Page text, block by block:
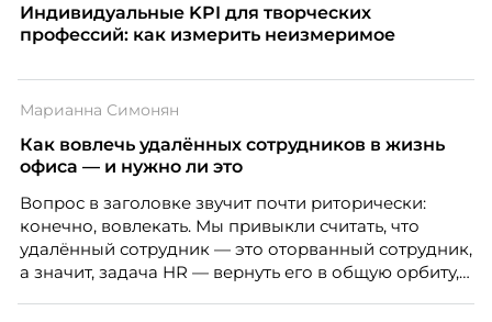
Индивидуальные KPI для творческих
профессий: как измерить неизмеримое
Марианна Симонян
Как вовлечь удалённых сотрудников в жизнь
офиса — и нужно ли это
Вопрос в заголовке звучит почти риторически:
конечно, вовлекать. Мы привыкли считать, что
удалённый сотрудник — это оторванный сотрудник,
а значит, задача HR — вернуть его в общую орбиту,